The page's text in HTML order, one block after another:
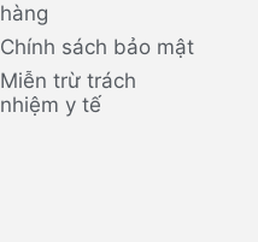
hàng
Chính sách bảo mật
Miễn trừ trách
nhiệm y tế